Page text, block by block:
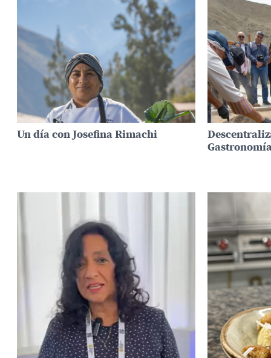
Un día con Josefina Rimachi